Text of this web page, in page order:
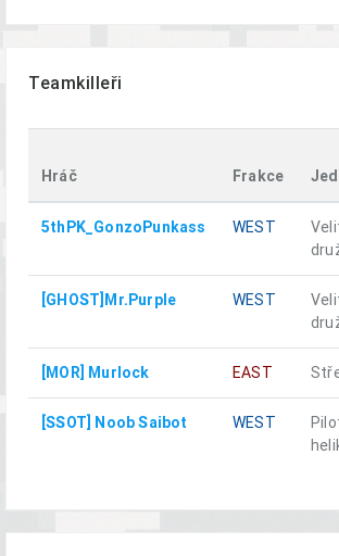
Teamkilleři
Hráč Frakce
5thPK_GonzoPunkass WEST
[GHOST]Mr.Purple WEST
[MOR] Murlock EAST
[SSOT] Noob Saibot WEST